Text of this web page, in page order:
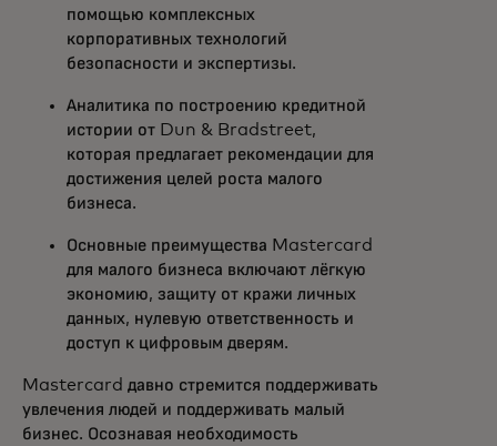
помощью комплексных
корпоративных технологий
безопасности и экспертизы.
Аналитика по построению кредитной
истории от Dun & Bradstreet,
которая предлагает рекомендации для
достижения целей роста малого
бизнеса.
Основные преимущества Mastercard
для малого бизнеса включают лёгкую
экономию, защиту от кражи личных
данных, нулевую ответственность и
доступ к цифровым дверям.
Mastercard давно стремится поддерживать
увлечения людей и поддерживать малый
бизнес. Осознавая необходимость